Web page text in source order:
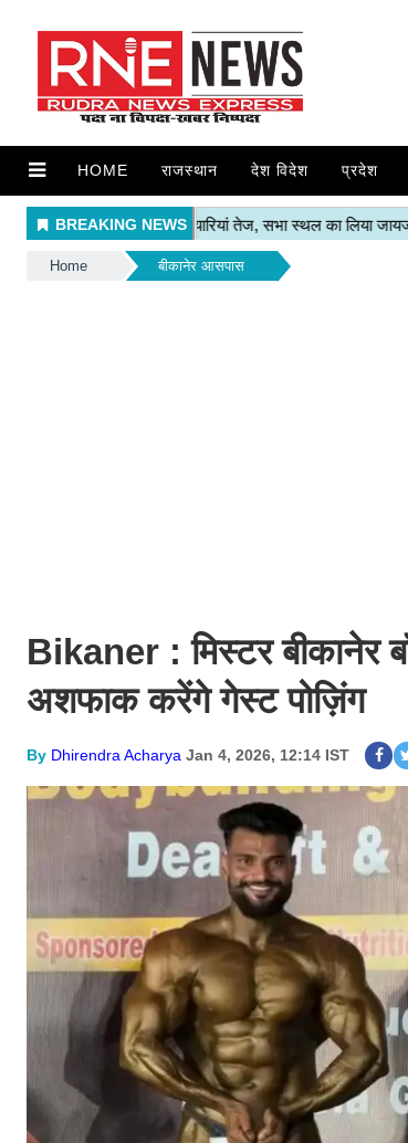
HOME राजस्थान देश विदेश प्रदेश
Home बीकानेर आसपास
Bikaner : मिस्टर बीकानेर
अशफाक करेंगे गेस्ट पोज़िंग
By Dhirendra Acharya Jan 4, 2026, 12:14 IST